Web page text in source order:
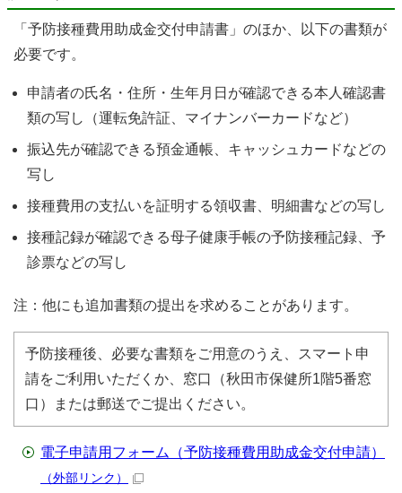
「予防接種費用助成金交付申請書」のほか、以下の書類が
必要です。
申請者の氏名・住所・生年月日が確認できる本人確認書
類の写し（運転免許証、マイナンバーカードなど）
振込先が確認できる預金通帳、キャッシュカードなどの
写し
接種費用の支払いを証明する領収書、明細書などの写し
接種記録が確認できる母子健康手帳の予防接種記録、予
診票などの写し
注：他にも追加書類の提出を求めることがあります。
予防接種後、必要な書類をご用意のうえ、スマート申
請をご利用いただくか、窓口（秋田市保健所1階5番窓
口）または郵送でご提出ください。
電子申請用フォーム（予防接種費用助成金交付申請）
（外部リンク）